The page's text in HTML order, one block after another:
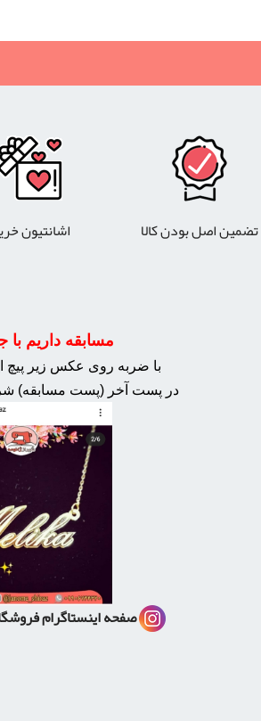
تضمین اصل بودن کالا اشانتیون
مسابقه داریم با
با ضربه روی عکس زیر پیچ
در پست آخر (پست مسابقه)
صفحه اینستاگرام